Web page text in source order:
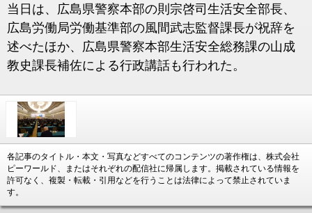
当日は、広島県警察本部の則宗啓司生活安全部長、
広島労働局労働基準部の風間武志監督課長が祝辞を
述べたほか、広島県警察本部生活安全総務課の山成
教史課長補佐による行政講話も行われた。
各記事のタイトル・本文・写真などすべてのコンテンツの著作権は、株式会社
ピーワールド、またはそれぞれの配信社に帰属します。掲載されている情報を
許可なく、複製・転載・引用などを行うことは法律によって禁止されていま
す。